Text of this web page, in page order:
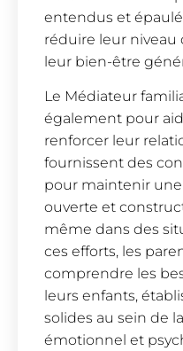
entendus et
réduire leur niveau
leur bien-être
Le Médiateur
également pour
renforcer leur
fournissent des
pour maintenir
ouverte et
même dans des
ces efforts, les
comprendre les
leurs enfants,
solides au sein de
émotionnel et